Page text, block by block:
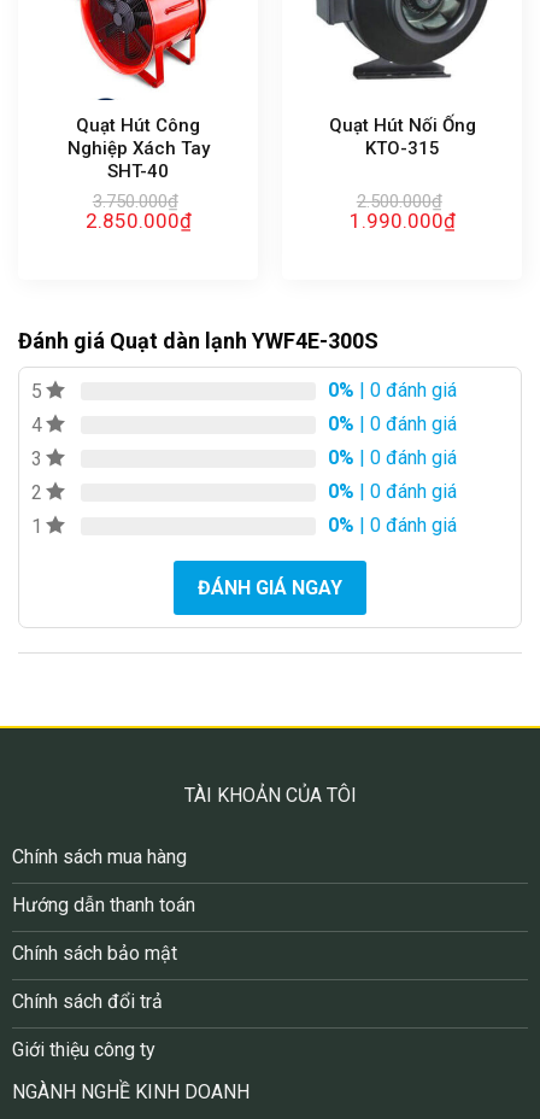
Quạt Hút Công
Nghiệp Xách Tay
SHT-40
3.750.000₫
Giá
2.850.000₫Giá
hiện
Quạt Hút Nối Ống
KTO-315
2.500.000₫
Giá
1.990.000₫Giá
hiện
Đánh giá Quạt dàn lạnh YWF4E-300S
5 0% | 0 đánh giá
4
0% | 0 đánh giá
3
0% | 0 đánh giá
2
0% | 0 đánh giá
1
0% | 0 đánh giá
ĐÁNH GIÁ NGAY
TÀI KHOẢN CỦA TÔI
Chính sách mua hàng
Hướng dẫn thanh toán
Chính sách bảo mật
Chính sách đổi trả
Giới thiệu công ty
NGÀNH NGHỀ KINH DOANH